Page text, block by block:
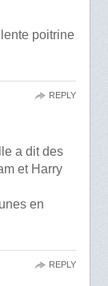
poitrine
a dit des
et Harry
en
REPLY
REPLY